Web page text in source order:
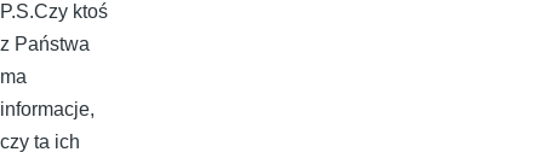
P.S.Czy ktoś
z Państwa
ma
informacje,
czy ta ich